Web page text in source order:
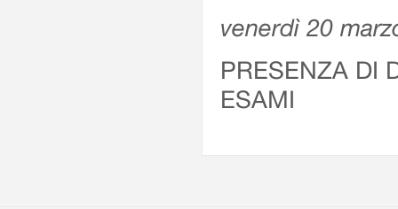
venerdì 20
PRESENZA DI
ESAMI